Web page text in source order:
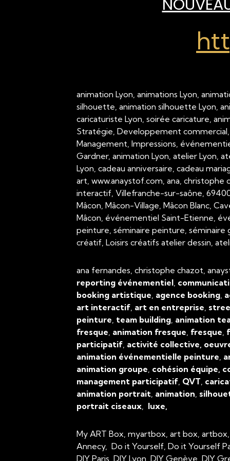
animation Lyon, animations Lyon,
silhouette, animation silhouette Lyon,
caricaturiste Lyon, soirée caricature,
Stratégie, Developpement
Management, Impressions,
Gardner, animation Lyon, atelier Lyon,
Lyon, cadeau anniversaire, cadeau
art, www.anaystof.com, ana,
interactif, Villefranche-sur-saône,
Mâcon, Mâcon-Village, Mâcon Blanc,
Mâcon, événementiel Saint-Etienne,
peinture, séminaire peinture,
créatif, Loisirs créatifs atelier dessin,
ana fernandes, christophe chazot,
reporting événementiel,
booking artistique, agence booking,
art interactif, art en entreprise,
peinture, team building, animation
fresque, animation fresque, fresque,
participatif, activité collective,
animation événementielle peinture,
animation groupe, cohésion équipe,
management participatif, QVT,
animation portrait, animation,
portrait ciseaux, luxe,
My ART Box, myartbox, art box,
Annecy, Do it Yourself, Do it Yourself
DIY Paris, DIY Lyon, DIY Genève, DIY